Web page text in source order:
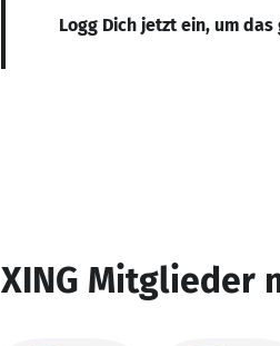
Logg Dich jetzt ein, um
XING Mitglieder